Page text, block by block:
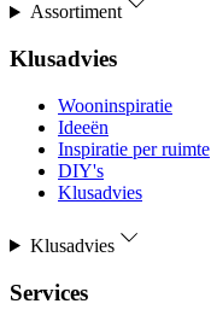
Assortiment
Klusadvies
Wooninspiratie
Ideeën
Inspiratie per ruimte
DIY's
Klusadvies
Klusadvies
Services